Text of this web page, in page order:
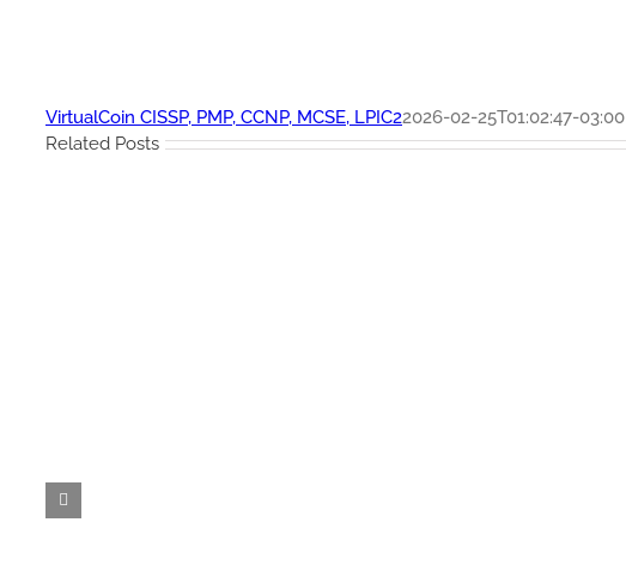
VirtualCoin CISSP, PMP, CCNP, MCSE, LPIC22026-02-25T01:02:47-03:00
Related Posts